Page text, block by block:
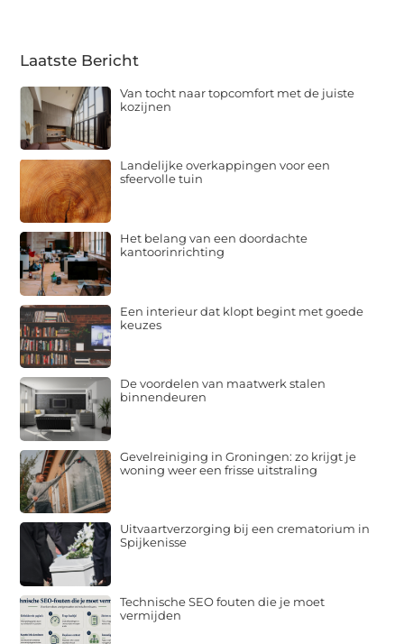
Laatste Bericht
Van tocht naar topcomfort met de juiste
kozijnen
Landelijke overkappingen voor een
sfeervolle tuin
Het belang van een doordachte
kantoorinrichting
Een interieur dat klopt begint met goede
keuzes
De voordelen van maatwerk stalen
binnendeuren
Gevelreiniging in Groningen: zo krijgt je
woning weer een frisse uitstraling
Uitvaartverzorging bij een crematorium in
Spijkenisse
Technische SEO fouten die je moet
vermijden